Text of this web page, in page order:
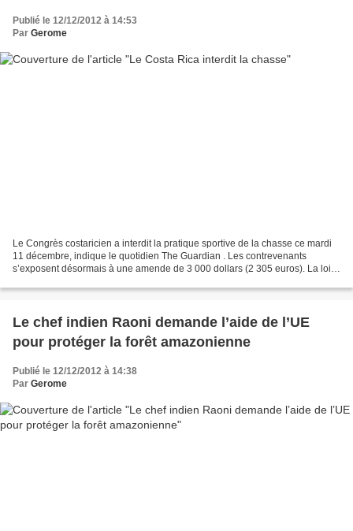
Publié le 12/12/2012 à 14:53
Par Gerome
Le Congrès costaricien a interdit la pratique sportive de la chasse ce mardi
11 décembre, indique le quotidien The Guardian . Les contrevenants
s’exposent désormais à une amende de 3 000 dollars (2 305 euros). La loi
Le chef indien Raoni demande l’aide de l’UE
pour protéger la forêt amazonienne
Publié le 12/12/2012 à 14:38
Par Gerome